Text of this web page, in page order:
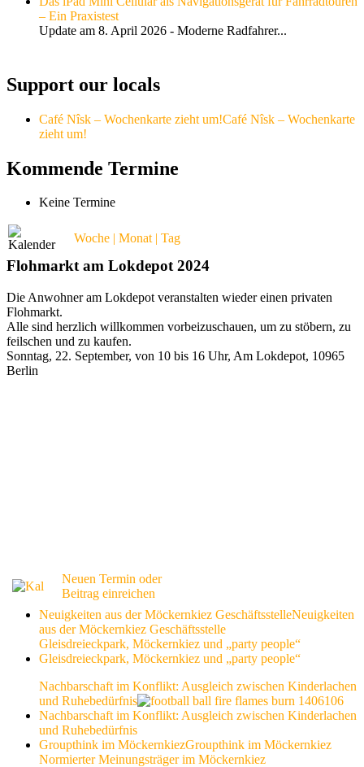
– Ein Praxistest
Update am 8. April 2026 - Moderne Radfahrer...
Support our locals
Café Nîsk – Wochenkarte zieht um!Café Nîsk – Wochenkarte
zieht um!
Kommende Termine
Keine Termine
Woche | Monat | Tag
Flohmarkt am Lokdepot 2024
Die Anwohner am Lokdepot veranstalten wieder einen privaten
Flohmarkt.
Alle sind herzlich willkommen vorbeizuschauen, um zu stöbern, zu
feilschen und zu kaufen.
Sonntag, 22. September, von 10 bis 16 Uhr, Am Lokdepot, 10965
Berlin
Neuen Termin oder
Beitrag einreichen
Neuigkeiten aus der Möckernkiez GeschäftsstelleNeuigkeiten
aus der Möckernkiez Geschäftsstelle
Gleisdreieckpark, Möckernkiez und „party people“
Gleisdreieckpark, Möckernkiez und „party people“
Nachbarschaft im Konflikt: Ausgleich zwischen Kinderlachen
und Ruhebedürfnis
Nachbarschaft im Konflikt: Ausgleich zwischen Kinderlachen
und Ruhebedürfnis
Groupthink im MöckernkiezGroupthink im Möckernkiez
Normierter Meinungsträger im Möckernkiez